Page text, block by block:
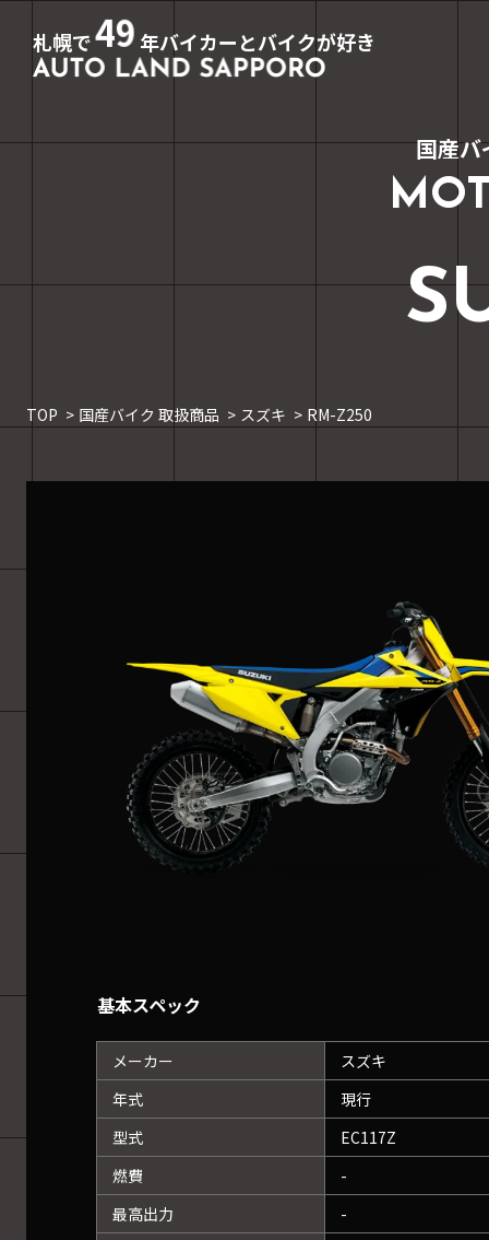
札幌で49 年バイカーとバイクが好き
国産バ
TOP 国産バイク 取扱商品 スズキ RM-Z250
基本スペック
メーカー
スズキ
年式
現行
型式
EC117Z
燃費
-
最高出力
-